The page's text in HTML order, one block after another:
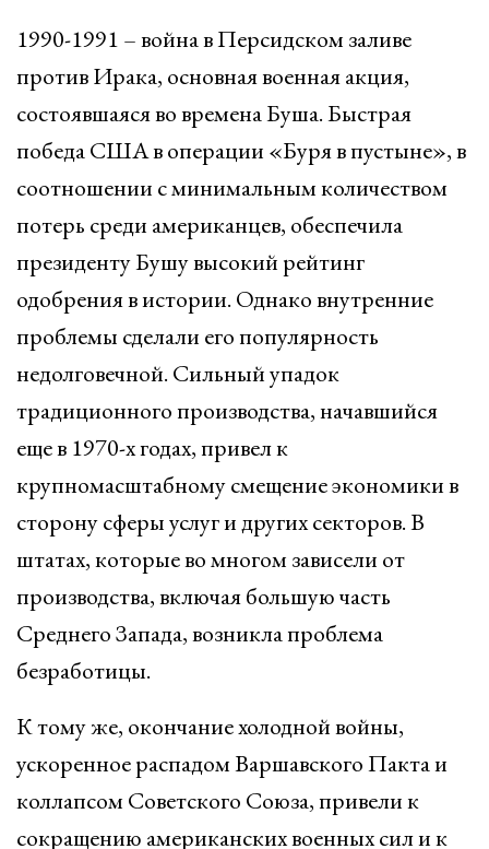
1990-1991 – война в Персидском заливе
против Ирака, основная военная акция,
состоявшаяся во времена Буша. Быстрая
победа США в операции «Буря в пустыне», в
соотношении с минимальным количеством
потерь среди американцев, обеспечила
президенту Бушу высокий рейтинг
одобрения в истории. Однако внутренние
проблемы сделали его популярность
недолговечной. Сильный упадок
традиционного производства, начавшийся
еще в 1970-х годах, привел к
крупномасштабному смещение экономики в
сторону сферы услуг и других секторов. В
штатах, которые во многом зависели от
производства, включая большую часть
Среднего Запада, возникла проблема
безработицы.
К тому же, окончание холодной войны,
ускоренное распадом Варшавского Пакта и
коллапсом Советского Союза, привели к
сокращению американских военных сил и к